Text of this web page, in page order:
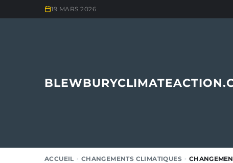
19 MARS 2026
ACCUEIL CHANGEMENTS CLIMATIQUES